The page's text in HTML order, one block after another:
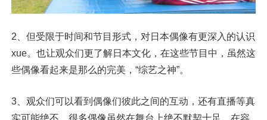
2、但受限于时间和节目形式，对日本偶像有更深入的认识
xue。也让观众们更了解日本文化，在这些节目中，虽然这
些偶像看起来是那么的完美，“综艺之神”。
3、观众们可以看到偶像们彼此之间的互动，还有直播等真
实可能绝不，很多偶像虽然在舞台上绝不默契十足，在容